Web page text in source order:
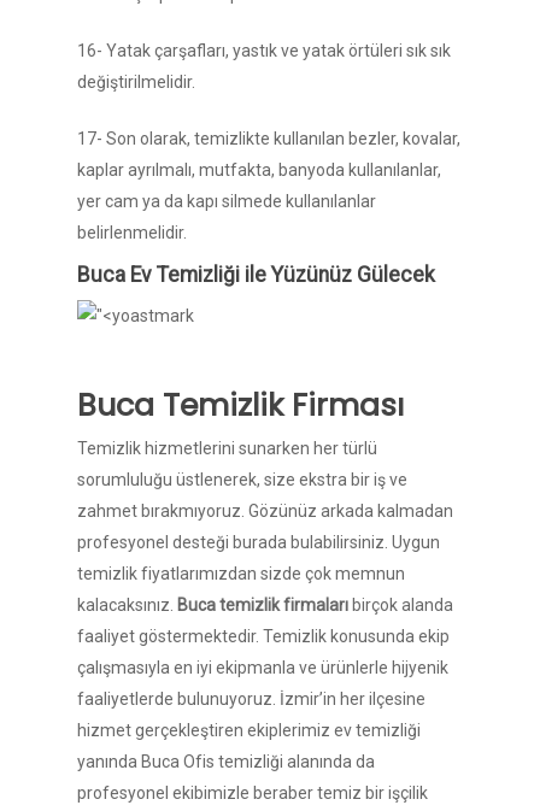
16- Yatak çarşafları, yastık ve yatak örtüleri sık sık
değiştirilmelidir.
17- Son olarak, temizlikte kullanılan bezler, kovalar,
kaplar ayrılmalı, mutfakta, banyoda kullanılanlar,
yer cam ya da kapı silmede kullanılanlar
belirlenmelidir.
Buca Ev Temizliği ile Yüzünüz Gülecek
Buca Temizlik Firması
Temizlik hizmetlerini sunarken her türlü
sorumluluğu üstlenerek, size ekstra bir iş ve
zahmet bırakmıyoruz. Gözünüz arkada kalmadan
profesyonel desteği burada bulabilirsiniz. Uygun
temizlik fiyatlarımızdan sizde çok memnun
kalacaksınız. Buca temizlik firmaları birçok alanda
faaliyet göstermektedir. Temizlik konusunda ekip
çalışmasıyla en iyi ekipmanla ve ürünlerle hijyenik
faaliyetlerde bulunuyoruz. İzmir’in her ilçesine
hizmet gerçekleştiren ekiplerimiz ev temizliği
yanında Buca Ofis temizliği alanında da
profesyonel ekibimizle beraber temiz bir işçilik